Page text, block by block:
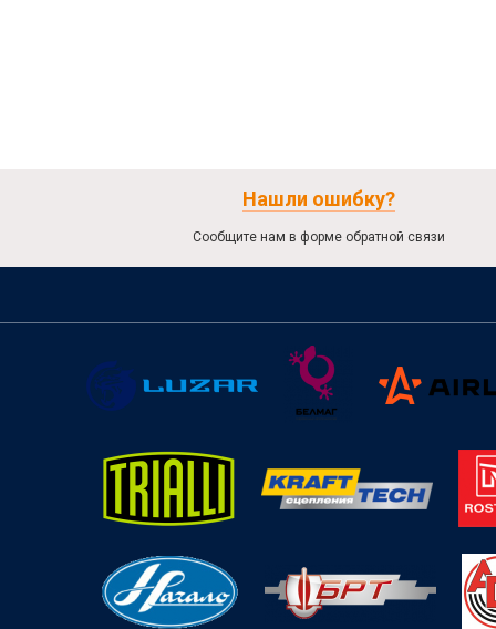
Нашли ошибку?
Сообщите нам в форме обратной связи